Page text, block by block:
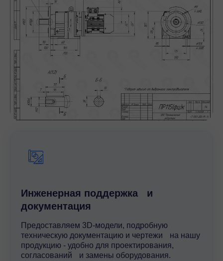
Инженерная поддержка и
документация
Предоставляем 3D-модели, подробную
техническую документацию и чертежи на нашу
продукцию - удобно для проектирования,
согласований и замены оборудования.